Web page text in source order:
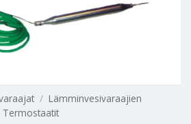
/ Lämminvesivaraajien
Termostaatit